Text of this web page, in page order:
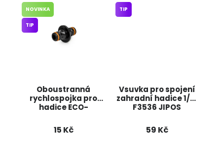
Oboustranná
rychlospojka pro
hadice ECO-
NOVINKA
TIP
15 Kč
Vsuvka pro spojení
zahradní hadice 1/2"
F3536 JIPOS
TIP
59 Kč